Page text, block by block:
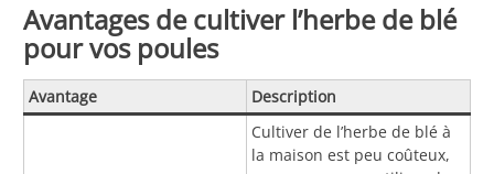
Avantages de cultiver l’herbe de blé
pour vos poules
Avantage Description
Cultiver de l’herbe de blé à
la maison est peu coûteux,